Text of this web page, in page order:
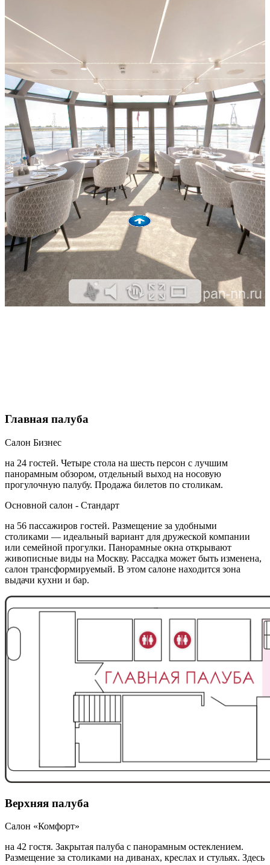
Главная палуба
Салон Бизнес
на 24 гостей. Четыре стола на шесть персон с лучшим
панорамным обзором, отдельный выход на носовую
прогулочную палубу. Продажа билетов по столикам.
Основной салон - Стандарт
на 56 пассажиров гостей. Размещение за удобными
столиками — идеальный вариант для дружеской компании
или семейной прогулки. Панорамные окна открывают
живописные виды на Москву. Рассадка может быть изменена,
салон трансформируемый. В этом салоне находится зона
выдачи кухни и бар.
Верхняя палуба
Cалон «Комфорт»
на 42 гостя. Закрытая палуба с панорамным остеклением.
Размещение за столиками на диванах, креслах и стульях. Здесь